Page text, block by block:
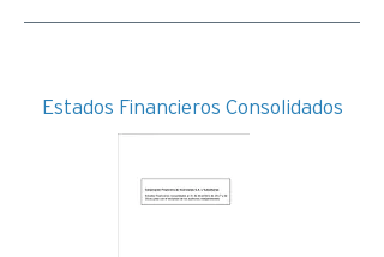
Estados Financieros Consolidados